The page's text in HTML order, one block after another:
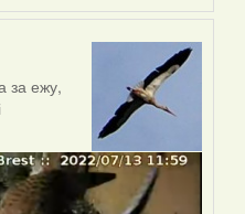
за ежу,